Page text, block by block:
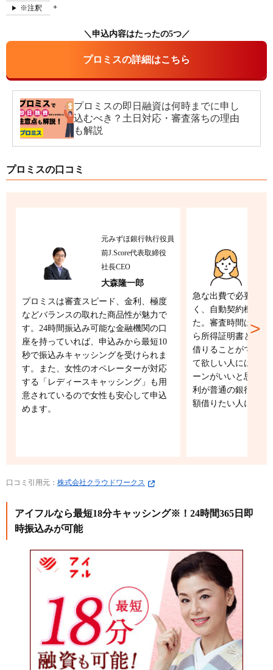
※注釈
＼申込内容はたったの5つ／
プロミスの詳細はこちら
プロミスの即日融資は何時までに申し
込むべき？土日対応・審査落ちの理由
も解説
プロミスの口コミ
元みずほ銀行執行役員
前J.Score代表取締役
社長CEO
大森隆一郎
プロミスは審査スピード、金利、極度
などバランスの取れた商品性が魅力で
す。24時間振込み可能な金融機関の口
座を持っていれば、申込みから最短10
秒で振込みキャッシングを受けられま
す。また、女性のオペレーターが対応
する「レディースキャッシング」も用
意されているので女性も安心して申込
めます。
急な出費で必要にな
く、自動契約機で
た。審査時間は30分
ら所得証明書とかも
借りることができま
て欲しい人には、プ
ーンがいいと思いま
利が普通の銀行とか
額借りたい人にはお
口コミ引用元： 株式会社クラウドワークス
アイフルなら最短18分キャッシング※！24時間365日即
時振込みが可能